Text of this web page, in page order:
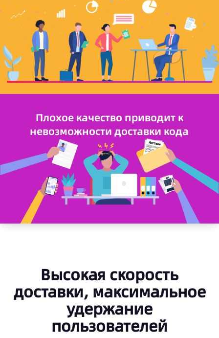
Плохое качество приводит к
невозможности доставки кода
Высокая скорость
доставки, максимальное
удержание
пользователей